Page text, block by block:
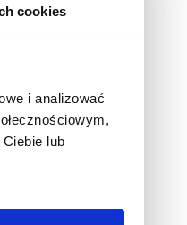
cookies
i analizować
lub